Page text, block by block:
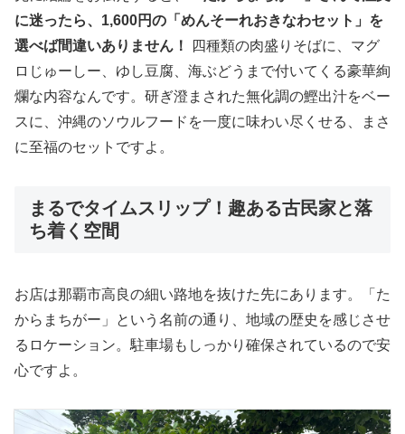
に迷ったら、1,600円の「めんそーれおきなわセット」を
選べば間違いありません！
四種類の肉盛りそばに、マグ
ロじゅーしー、ゆし豆腐、海ぶどうまで付いてくる豪華絢
爛な内容なんです。研ぎ澄まされた無化調の鰹出汁をベー
スに、沖縄のソウルフードを一度に味わい尽くせる、まさ
に至福のセットですよ。
まるでタイムスリップ！趣ある古民家と落
ち着く空間
お店は那覇市高良の細い路地を抜けた先にあります。「た
からまちがー」という名前の通り、地域の歴史を感じさせ
るロケーション。駐車場もしっかり確保されているので安
心ですよ。